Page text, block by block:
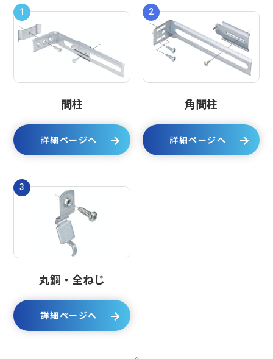
1
間柱
詳細ページへ
2
角間柱
詳細ページへ
3
丸鋼・全ねじ
詳細ページへ